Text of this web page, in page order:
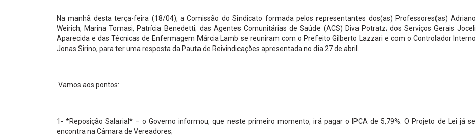
Na manhã desta terça-feira (18/04), a Comissão do Sindicato formada pelos representantes dos(as) Professores(as) Adriano
Weirich, Marina Tomasi, Patrícia Benedetti; das Agentes Comunitárias de Saúde (ACS) Diva Potratz; dos Serviços Gerais Joceli
Aparecida e das Técnicas de Enfermagem Márcia Lamb se reuniram com o Prefeito Gilberto Lazzari e com o Controlador Interno
Jonas Sirino, para ter uma resposta da Pauta de Reivindicações apresentada no dia 27 de abril.
Vamos aos pontos:
1- *Reposição Salarial* – o Governo informou, que neste primeiro momento, irá pagar o IPCA de 5,79%. O Projeto de Lei já se
encontra na Câmara de Vereadores;